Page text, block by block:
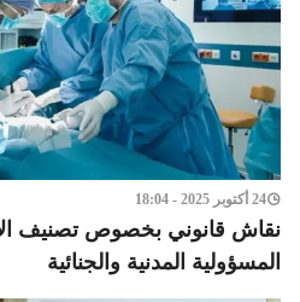
24 أكتوبر 2025 - 18:04
نقاش قانوني بخصوص تصنيف
المسؤولية المدنية والجنائية